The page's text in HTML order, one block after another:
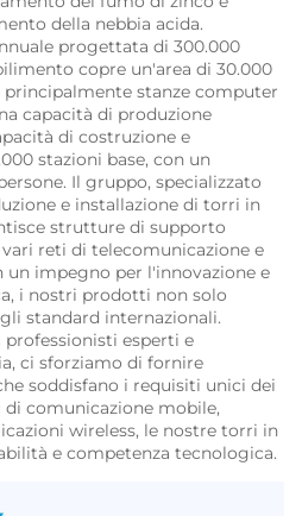
della nebbia acida.
progettata di 300.000
copre un'area di 30.000
stanze computer
capacità di produzione
di costruzione e
stazioni base, con un
Il gruppo, specializzato
e installazione di torri in
strutture di supporto
reti di telecomunicazione e
un impegno per l'innovazione e
i nostri prodotti non solo
standard internazionali.
esperti e
ci sforziamo di fornire
soddisfano i requisiti unici dei
comunicazione mobile,
wireless, le nostre torri in